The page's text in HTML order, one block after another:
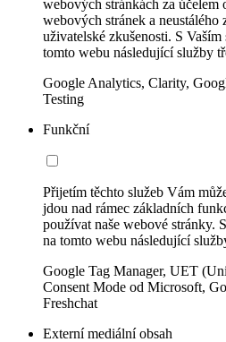
webových stránkách za účelem
webových stránek a neustálého
uživatelské zkušenosti. S
tomto webu následující služby
Google Analytics, Clarity,
Testing
Funkční
Přijetím těchto služeb Vám
jdou nad rámec základních
používat naše webové stránky.
na tomto webu následující
Google Tag Manager, UET
Consent Mode od Microsoft,
Freshchat
Externí mediální obsah